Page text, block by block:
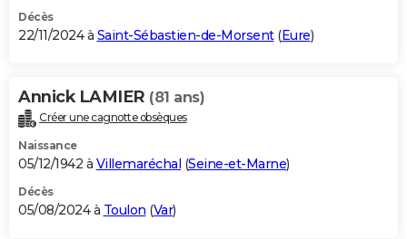
Décès
22/11/2024 à Saint-Sébastien-de-Morsent(Eure)
Annick LAMIER (81 ans)
Créer une cagnotte obsèques
Naissance
05/12/1942 à Villemaréchal (Seine-et-Marne)
Décès
05/08/2024 à Toulon (Var)